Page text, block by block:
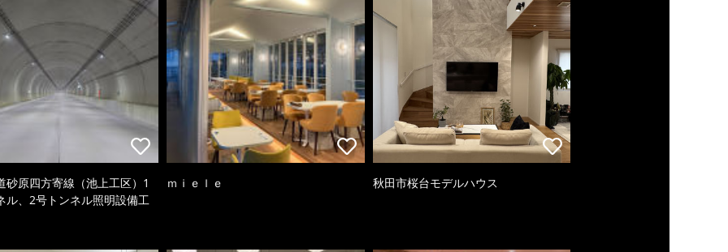
砂原四方寄線（池上工区）1
ル、2号トンネル照明設備工
ｍｉｅｌｅ 秋田市桜台モデルハウス